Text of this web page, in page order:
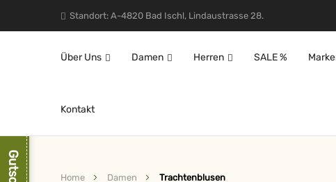
Standort: A-4820 Bad Ischl, Lindaustrasse 28.
Über Uns Damen Herren SALE %
Kontakt
Home Damen Trachtenblusen